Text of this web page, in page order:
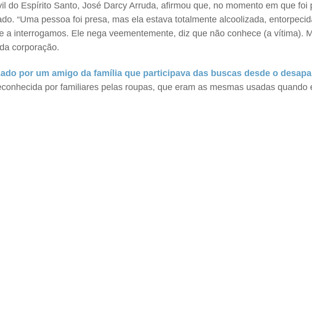
do Espírito Santo, José Darcy Arruda, afirmou que, no momento em que
“Uma pessoa foi presa, mas ela estava totalmente alcoolizada,
a interrogamos. Ele nega veementemente, diz que não conhece (a vítima).
corporação.
por um amigo da família que participava das buscas desde o
por familiares pelas roupas, que eram as mesmas usadas